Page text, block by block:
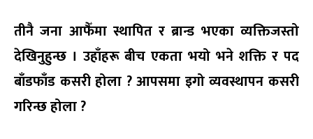
तीनै जना आफैँमा स्थापित र ब्रान्ड भएका व्यक्तिजस्तो
देखिनुहुन्छ । उहाँहरू बीच एकता भयो भने शक्ति र पद
बाँडफाँड कसरी होला ? आपसमा इगो व्यवस्थापन कसरी
गरिन्छ होला ?